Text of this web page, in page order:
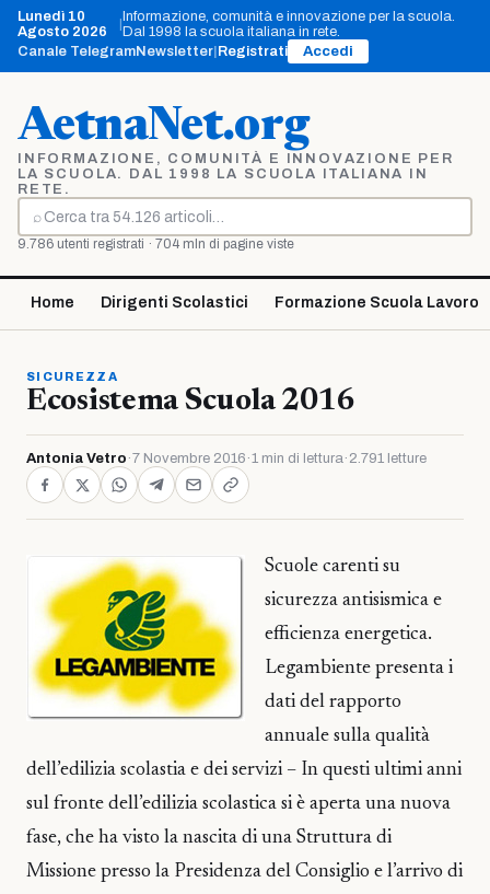
Vai
contenuto
Lunedì 10
Agosto 2026
Informazione, comunità e innovazione per la scuola.
Dal 1998 la scuola italiana in rete.
Canale TelegramNewsletter Registrati Accedi
AetnaNet.org
INFORMAZIONE, COMUNITÀ E INNOVAZIONE PER
LA SCUOLA. DAL 1998 LA SCUOLA ITALIANA IN
RETE.
⌕
Cerca
9.786 utenti registrati · 704 mln di pagine viste
Home Dirigenti Scolastici Formazione Scuola Lavoro
SICUREZZA
Ecosistema Scuola 2016
Antonia Vetro ·7 Novembre 2016 ·1 min di lettura· 2.791 letture
Scuole carenti su
sicurezza antisismica e
efficienza energetica.
Legambiente presenta i
dati del rapporto
annuale sulla qualità
dell’edilizia scolastia e dei servizi – In questi ultimi anni
sul fronte dell’edilizia scolastica si è aperta una nuova
fase, che ha visto la nascita di una Struttura di
Missione presso la Presidenza del Consiglio e l’arrivo di